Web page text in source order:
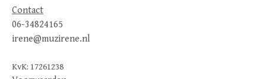
Contact
06-34824165
irene@muzirene.nl
KvK: 17261238